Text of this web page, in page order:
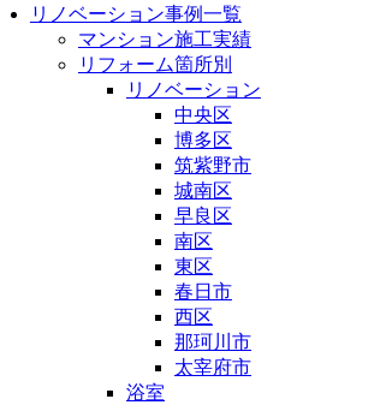
リノベーション事例一覧
マンション施工実績
リフォーム箇所別
リノベーション
中央区
博多区
筑紫野市
城南区
早良区
南区
東区
春日市
西区
那珂川市
太宰府市
浴室